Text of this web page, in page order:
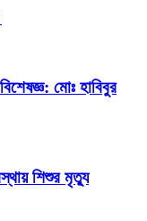
মোঃ হাবিবুর
শিশুর মৃত্যু